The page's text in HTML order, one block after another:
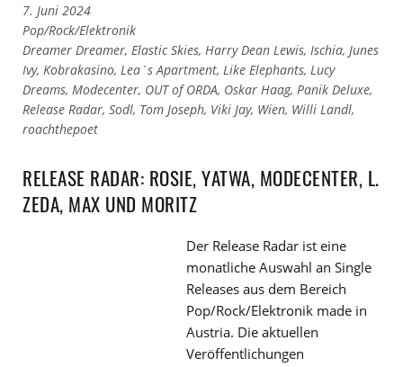
7. Juni 2024
Links
zu
den
Kategorien
Pop/Rock/Elektronik
Links
zu
den
Tags
Dreamer Dreamer, Elastic Skies, Harry Dean Lewis, Ischia, Junes
Ivy, Kobrakasino, Lea´s Apartment, Like Elephants, Lucy
Dreams, Modecenter, OUT of ORDA, Oskar Haag, Panik Deluxe,
Release Radar, Sodl, Tom Joseph, Viki Jay, Wien, Willi Landl,
roachthepoet
RELEASE RADAR: ROSIE, YATWA, MODECENTER, L.
ZEDA, MAX UND MORITZ
Der Release Radar ist eine
monatliche Auswahl an Single
Releases aus dem Bereich
Pop/Rock/Elektronik made in
Austria. Die aktuellen
Veröffentlichungen